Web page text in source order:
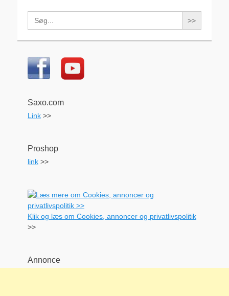
Search
for:
Saxo.com
Link >>
Proshop
link >>
Klik og læs om Cookies, annoncer og privatlivspolitik
>>
Annonce